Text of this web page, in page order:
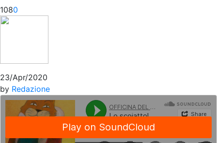
1080
23/Apr/2020
by Redazione